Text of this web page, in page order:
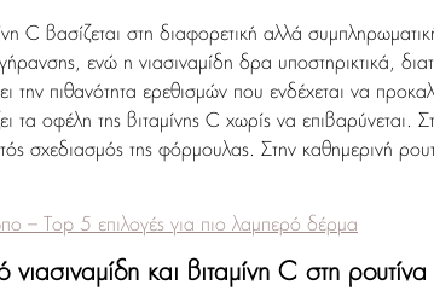
C βασίζεται στη διαφορετική αλλά
ενώ η νιασιναμίδη δρα υποστηρικτικά,
την πιθανότητα ερεθισμών που ενδέχεται να
τα οφέλη της βιταμίνης C χωρίς να επιβαρύνεται.
σχεδιασμός της φόρμουλας. Στην καθημερινή
– Top 5 επιλογές για πιο λαμπερό δέρμα
και βιταμίνη C στη